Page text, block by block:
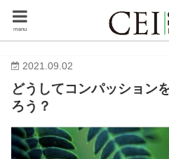
menu
2021.09.02
どうしてコンパッション
ろう？